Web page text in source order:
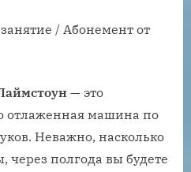
/ Абонемент от
— это
отлаженная машина по
Неважно, насколько
полгода вы будете